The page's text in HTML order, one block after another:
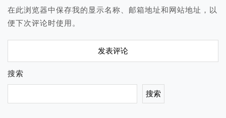
在此浏览器中保存我的显示名称、邮箱地址和网站地址，以
便下次评论时使用。
搜索
搜索